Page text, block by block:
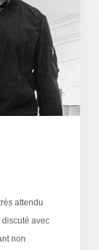
attendu
avec
non